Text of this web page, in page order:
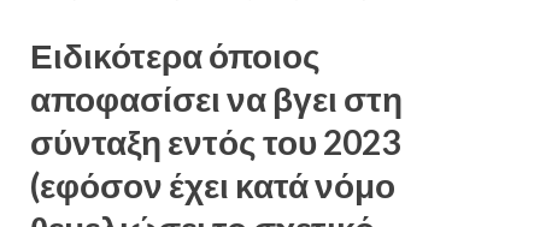
Ειδικότερα όποιος
αποφασίσει να βγει στη
σύνταξη εντός του 2023
(εφόσον έχει κατά νόμο